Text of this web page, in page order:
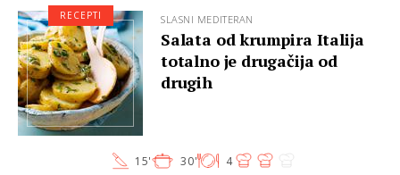
SLASNI MEDITERAN
Salata od krumpira Italija
totalno je drugačija od
drugih
15' 30' 4
RECEPTI